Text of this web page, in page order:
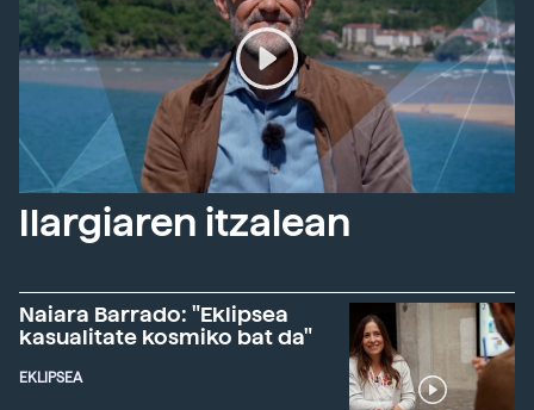
Ilargiaren itzalean
Naiara Barrado: "Eklipsea
kasualitate kosmiko bat da"
EKLIPSEA